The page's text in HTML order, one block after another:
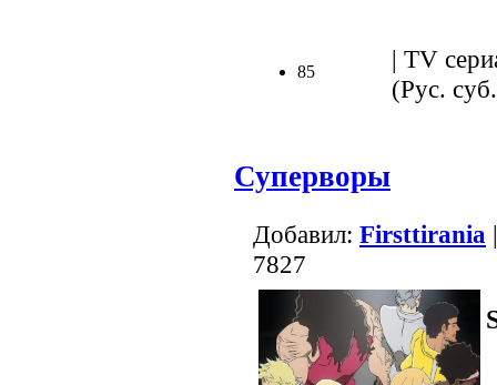
85
| TV
(Рус.
Суперворы
Добавил: Firsttirania
7827